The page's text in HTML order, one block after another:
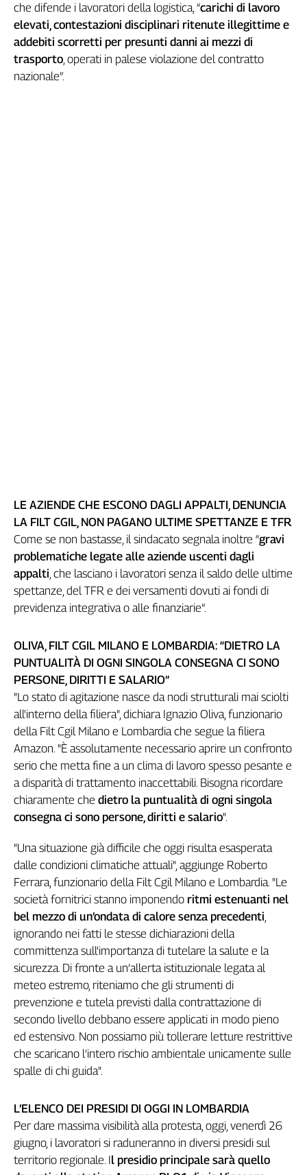
Territori
Abruzzo-
Molise
Alto
Storico
1955-
Cerca
La
redazione
Newsletter
Social
che difende i lavoratori della logistica, “carichi di lavoro
elevati, contestazioni disciplinari ritenute illegittime e
addebiti scorretti per presunti danni ai mezzi di
trasporto, operati in palese violazione del contratto
nazionale”.
LE AZIENDE CHE ESCONO DAGLI APPALTI, DENUNCIA
LA FILT CGIL, NON PAGANO ULTIME SPETTANZE E TFR
Come se non bastasse, il sindacato segnala inoltre “gravi
problematiche legate alle aziende uscenti dagli
appalti, che lasciano i lavoratori senza il saldo delle ultime
spettanze, del TFR e dei versamenti dovuti ai fondi di
previdenza integrativa o alle finanziarie”.
OLIVA, FILT CGIL MILANO E LOMBARDIA: “DIETRO LA
PUNTUALITÀ DI OGNI SINGOLA CONSEGNA CI SONO
PERSONE, DIRITTI E SALARIO”
"Lo stato di agitazione nasce da nodi strutturali mai sciolti
all'interno della filiera", dichiara Ignazio Oliva, funzionario
della Filt Cgil Milano e Lombardia che segue la filiera
Amazon. "È assolutamente necessario aprire un confronto
serio che metta fine a un clima di lavoro spesso pesante e
a disparità di trattamento inaccettabili. Bisogna ricordare
chiaramente che dietro la puntualità di ogni singola
consegna ci sono persone, diritti e salario".
"Una situazione già difficile che oggi risulta esasperata
dalle condizioni climatiche attuali", aggiunge Roberto
Ferrara, funzionario della Filt Cgil Milano e Lombardia. "Le
società fornitrici stanno imponendo ritmi estenuanti nel
bel mezzo di un’ondata di calore senza precedenti,
ignorando nei fatti le stesse dichiarazioni della
committenza sull'importanza di tutelare la salute e la
sicurezza. Di fronte a un’allerta istituzionale legata al
meteo estremo, riteniamo che gli strumenti di
prevenzione e tutela previsti dalla contrattazione di
secondo livello debbano essere applicati in modo pieno
ed estensivo. Non possiamo più tollerare letture restrittive
che scaricano l’intero rischio ambientale unicamente sulle
spalle di chi guida".
L’ELENCO DEI PRESIDI DI OGGI IN LOMBARDIA
Per dare massima visibilità alla protesta, oggi, venerdì 26
giugno, i lavoratori si raduneranno in diversi presidi sul
territorio regionale. Il presidio principale sarà quello